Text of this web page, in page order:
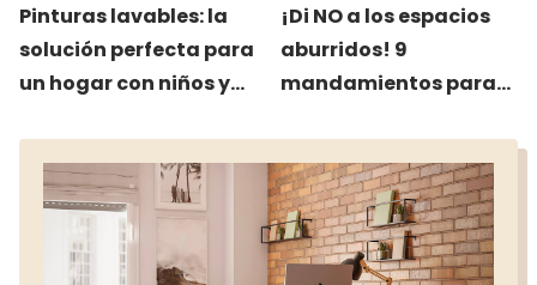
Pinturas lavables: la
solución perfecta para
un hogar con niños y
¡Di NO a los espacios
aburridos! 9
mandamientos para